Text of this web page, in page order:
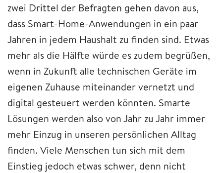
zwei Drittel der Befragten gehen davon aus,
dass Smart-Home-Anwendungen in ein paar
Jahren in jedem Haushalt zu finden sind. Etwas
mehr als die Hälfte würde es zudem begrüßen,
wenn in Zukunft alle technischen Geräte im
eigenen Zuhause miteinander vernetzt und
digital gesteuert werden könnten. Smarte
Lösungen werden also von Jahr zu Jahr immer
mehr Einzug in unseren persönlichen Alltag
finden. Viele Menschen tun sich mit dem
Einstieg jedoch etwas schwer, denn nicht